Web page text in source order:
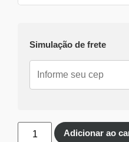
Pix:R$516,06
EconomizeR$32,94
Aprovação imediata
Simulação de frete
Adicionar ao